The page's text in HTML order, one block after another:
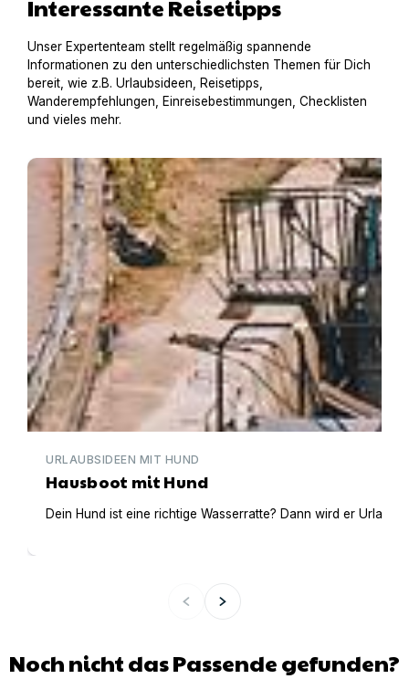
Interessante Reisetipps
Unser Expertenteam stellt regelmäßig spannende
Informationen zu den unterschiedlichsten Themen für Dich
bereit, wie z.B. Urlaubsideen, Reisetipps,
Wanderempfehlungen, Einreisebestimmungen, Checklisten
und vieles mehr.
Hausboot mit Hund
URLAUBSIDEEN MIT HUND
Hausboot mit Hund
Dein Hund ist eine richtige Wasserratte? Dann wird er
Noch nicht das Passende gefunden?